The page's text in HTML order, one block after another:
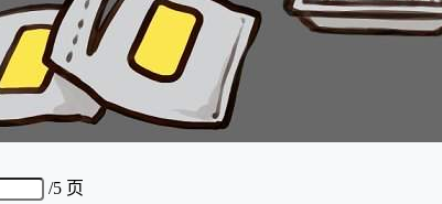
/5 页